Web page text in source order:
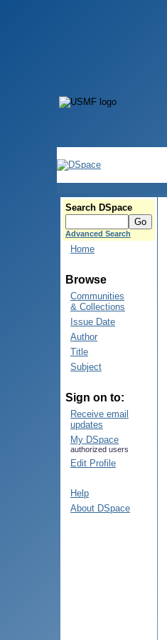
Search DSpace
Advanced Search
Home
Browse
Communities
& Collections
Issue Date
Author
Title
Subject
Sign on to:
Receive email
updates
My DSpace
authorized users
Edit Profile
Help
About DSpace